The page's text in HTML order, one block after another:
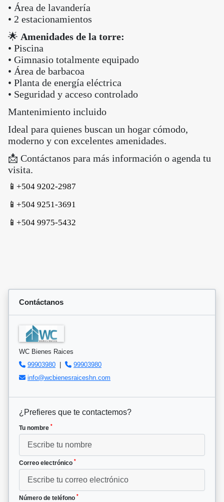
• Área de lavandería
• 2 estacionamientos
🌟 Amenidades de la torre:
• Piscina
• Gimnasio totalmente equipado
• Área de barbacoa
• Planta de energía eléctrica
• Seguridad y acceso controlado
Mantenimiento incluido
Ideal para quienes buscan un hogar cómodo,
moderno y con excelentes amenidades.
📩 Contáctanos para más información o agenda tu
visita.
📱+504 9202-2987
📱+504 9251-3691
📱+504 9975-5432
Contáctanos
WC Bienes Raices
99903980 |
99903980
info@wcbienesraiceshn.com
¿Prefieres que te contactemos?
Tu nombre *
Correo electrónico *
Número de teléfono *